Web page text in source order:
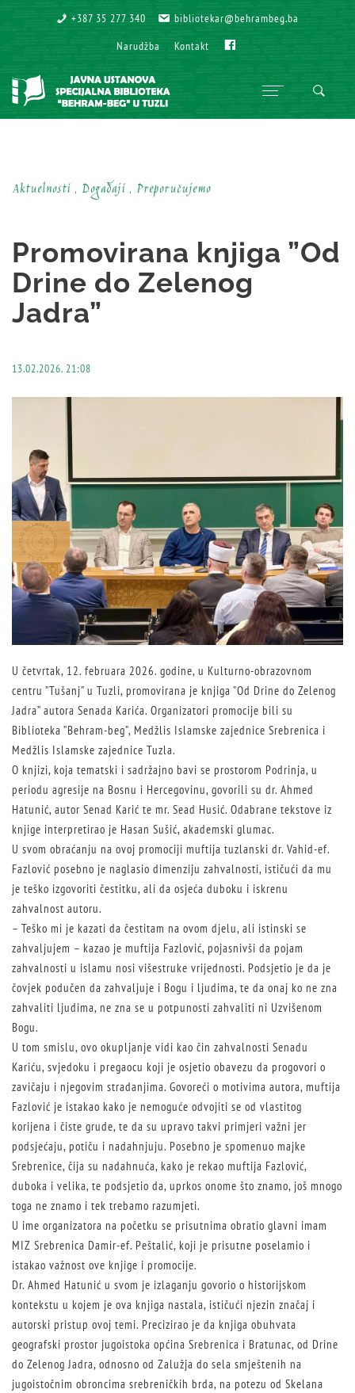
+387 35 277 340
+387 35 277 340 bibliotekar@behrambeg.ba
bibliotekar@behrambeg.ba
Narudžba
Narudžba Kontakt
Kontakt
Aktuelnosti , Događaji , Preporučujemo
Promovirana knjiga ”Od
Drine do Zelenog
Jadra”
13.02.2026. 21:08
U četvrtak, 12. februara 2026. godine, u Kulturno-obrazovnom
centru ”Tušanj” u Tuzli, promovirana je knjiga ”Od Drine do Zelenog
Jadra” autora Senada Karića. Organizatori promocije bili su
Biblioteka ”Behram-beg”, Medžlis Islamske zajednice Srebrenica i
Medžlis Islamske zajednice Tuzla.
O knjizi, koja tematski i sadržajno bavi se prostorom Podrinja, u
periodu agresije na Bosnu i Hercegovinu, govorili su dr. Ahmed
Hatunić, autor Senad Karić te mr. Sead Husić. Odabrane tekstove iz
knjige interpretirao je Hasan Sušić, akademski glumac.
U svom obraćanju na ovoj promociji muftija tuzlanski dr. Vahid-ef.
Fazlović posebno je naglasio dimenziju zahvalnosti, ističući da mu
je teško izgovoriti čestitku, ali da osjeća duboku i iskrenu
zahvalnost autoru.
– Teško mi je kazati da čestitam na ovom djelu, ali istinski se
zahvaljujem – kazao je muftija Fazlović, pojasnivši da pojam
zahvalnosti u islamu nosi višestruke vrijednosti. Podsjetio je da je
čovjek podučen da zahvaljuje i Bogu i ljudima, te da onaj ko ne zna
zahvaliti ljudima, ne zna se u potpunosti zahvaliti ni Uzvišenom
Bogu.
U tom smislu, ovo okupljanje vidi kao čin zahvalnosti Senadu
Kariću, svjedoku i pregaocu koji je osjetio obavezu da progovori o
zavičaju i njegovim stradanjima. Govoreći o motivima autora, muftija
Fazlović je istakao kako je nemoguće odvojiti se od vlastitog
korijena i čiste grude, te da su upravo takvi primjeri važni jer
podsjećaju, potiču i nadahnjuju. Posebno je spomenuo majke
Srebrenice, čija su nadahnuća, kako je rekao muftija Fazlović,
duboka i velika, te podsjetio da, uprkos onome što znamo, još mnogo
toga ne znamo i tek trebamo razumjeti.
U ime organizatora na početku se prisutnima obratio glavni imam
MIZ Srebrenica Damir-ef. Peštalić, koji je prisutne poselamio i
istakao važnost ove knjige i promocije.
Dr. Ahmed Hatunić u svom je izlaganju govorio o historijskom
kontekstu u kojem je ova knjiga nastala, ističući njezin značaj i
autorski pristup ovoj temi. Precizirao je da knjiga obuhvata
geografski prostor jugoistoka općina Srebrenica i Bratunac, od Drine
do Zelenog Jadra, odnosno od Zalužja do sela smještenih na
jugoistočnim obroncima srebreničkih brda, na potezu od Skelana